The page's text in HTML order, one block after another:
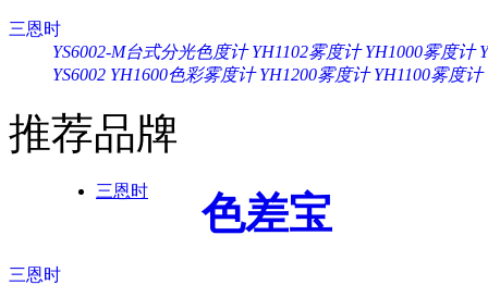
三恩时
YS6002-M台式分光色度计 YH1102雾度计 YH1000雾度计
YS6002 YH1600色彩雾度计 YH1200雾度计 YH1100雾度计
推荐品牌
三恩时 色差宝
三恩时